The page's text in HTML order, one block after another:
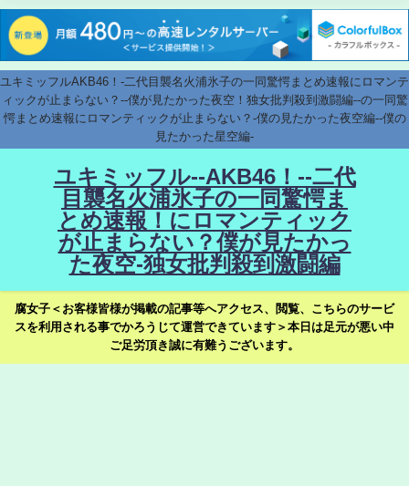
ユキミッフルAKB46！-二代目襲名火浦氷子の一同驚愕まとめ速報にロマンテ
ィックが止まらない？--僕が見たかった夜空！独女批判殺到激闘編--の一同驚
愕まとめ速報にロマンティックが止まらない？-僕の見たかった夜空編--僕の
見たかった星空編-
ユキミッフル--AKB46！--二代
目襲名火浦氷子の一同驚愕ま
とめ速報！にロマンティック
が止まらない？僕が見たかっ
た夜空-独女批判殺到激闘編
腐女子＜お客様皆様が掲載の記事等へアクセス、閲覧、こちらのサービ
スを利用される事でかろうじて運営できています＞本日は足元が悪い中
ご足労頂き誠に有難うございます。